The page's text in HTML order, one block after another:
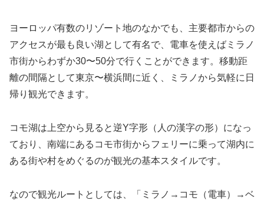
ヨーロッパ有数のリゾート地のなかでも、主要都市からの
アクセスが最も良い湖として有名で、電車を使えばミラノ
市街からわずか30〜50分で行くことができます。移動距
離の間隔として東京〜横浜間に近く、ミラノから気軽に日
帰り観光できます。
コモ湖は上空から見ると逆Y字形（人の漢字の形）になっ
ており、南端にあるコモ市街からフェリーに乗って湖内に
ある街や村をめぐるのが観光の基本スタイルです。
なので観光ルートとしては、「ミラノ→コモ（電車）→ベ